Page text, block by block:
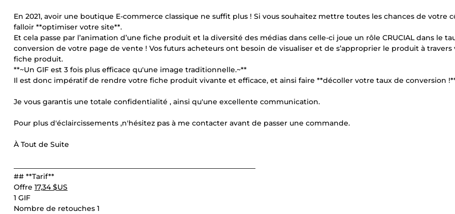
En 2021, avoir une boutique E-commerce classique ne suffit plus ! Si vous souhaitez mettre toutes les chances de votre
falloir **optimiser votre site**.
Et cela passe par l’animation d’une fiche produit et la diversité des médias dans celle-ci joue un rôle CRUCIAL dans le
conversion de votre page de vente ! Vos futurs acheteurs ont besoin de visualiser et de s’approprier le produit à travers
fiche produit.
**~Un GIF est 3 fois plus efficace qu'une image traditionnelle.~**
Il est donc impératif de rendre votre fiche produit vivante et efficace, et ainsi faire **décoller votre taux de conversion
Je vous garantis une totale confidentialité , ainsi qu'une excellente communication.
Pour plus d'éclaircissements ,n'hésitez pas à me contacter avant de passer une commande.
À Tout de Suite
## **Tarif**
Offre 17,34 $US
1 GIF
Nombre de retouches 1